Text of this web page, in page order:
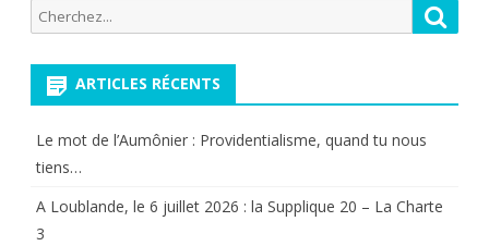
Recherche
pour:
ARTICLES RÉCENTS
Le mot de l’Aumônier : Providentialisme, quand tu nous
tiens…
A Loublande, le 6 juillet 2026 : la Supplique 20 – La Charte
3